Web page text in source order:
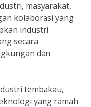
masyarakat,
kolaborasi yang
industri
secara
dan
tembakau,
yang ramah